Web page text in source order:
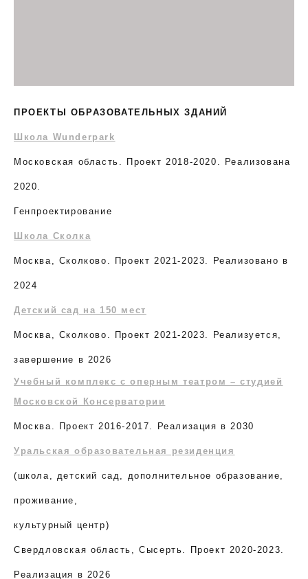
ПРОЕКТЫ ОБРАЗОВАТЕЛЬНЫХ ЗДАНИЙ
Школа Wunderpark
Московская область. Проект 2018-2020. Реализована
2020.
Генпроектирование
Школа Сколка
Москва, Сколково. Проект 2021-2023. Реализовано в
2024
Детский сад на 150 мест
Москва, Сколково. Проект 2021-2023. Реализуется,
завершение в 2026
Учебный комплекс с оперным театром – студией
Московской Консерватории
Москва. Проект 2016-2017. Реализация в 2030
Уральская образовательная резиденция
(школа, детский сад, дополнительное образование,
проживание,
культурный центр)
Свердловская область, Сысерть. Проект 2020-2023.
Реализация в 2026